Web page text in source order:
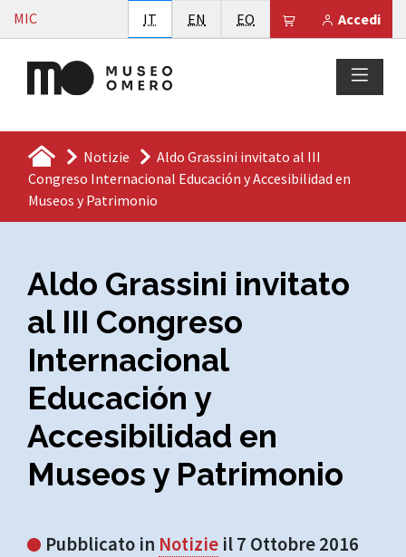
Vai al contenuto
MIC Accedi
Il tuo carrello è
IT Italiano
EN English
EO Esperanto
Notizie
Aldo Grassini invitato al III
Congreso Internacional Educación y Accesibilidad en
Museos y Patrimonio
Aldo Grassini invitato
al III Congreso
Internacional
Educación y
Accesibilidad en
Museos y Patrimonio
Pubblicato in Notizie il 7 Ottobre 2016